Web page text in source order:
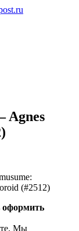
Agnes
(#2512)
оформить
Мы